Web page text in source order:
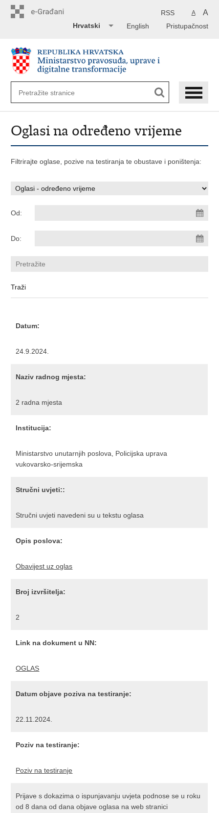
A A
RSS
Pristupačnost
English
Hrvatski
Oglasi na određeno vrijeme
Filtrirajte oglase, pozive na testiranja te obustave i poništenja:
Od:
Do:
Datum:
24.9.2024.
Naziv radnog mjesta:
2 radna mjesta
Institucija:
Ministarstvo unutarnjih poslova, Policijska uprava
vukovarsko-srijemska
Stručni uvjeti::
Stručni uvjeti navedeni su u tekstu oglasa
Opis poslova:
Obavijest uz oglas
Broj izvršitelja:
2
Link na dokument u NN:
OGLAS
Datum objave poziva na testiranje:
22.11.2024.
Poziv na testiranje:
Poziv na testiranje
Prijave s dokazima o ispunjavanju uvjeta podnose se u roku
od 8 dana od dana objave oglasa na web stranici